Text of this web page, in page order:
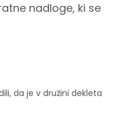
nadloge, ki se
da je v družini dekleta